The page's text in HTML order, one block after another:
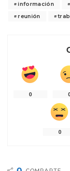
información
reunión
0
0